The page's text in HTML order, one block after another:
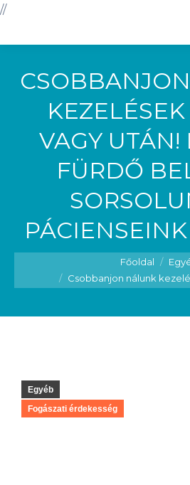
//
VAGY UTÁN!
FÜRDŐ
You are here: Főoldal
Csobbanjon nálunk
Egyéb
Fogászati érdekesség